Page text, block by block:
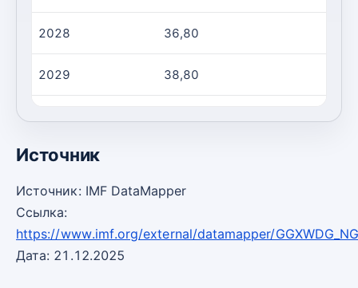
2028 36,80
2029 38,80
Источник
Источник: IMF DataMapper
Ссылка:
https://www.imf.org/external/datamapper/
Дата: 21.12.2025